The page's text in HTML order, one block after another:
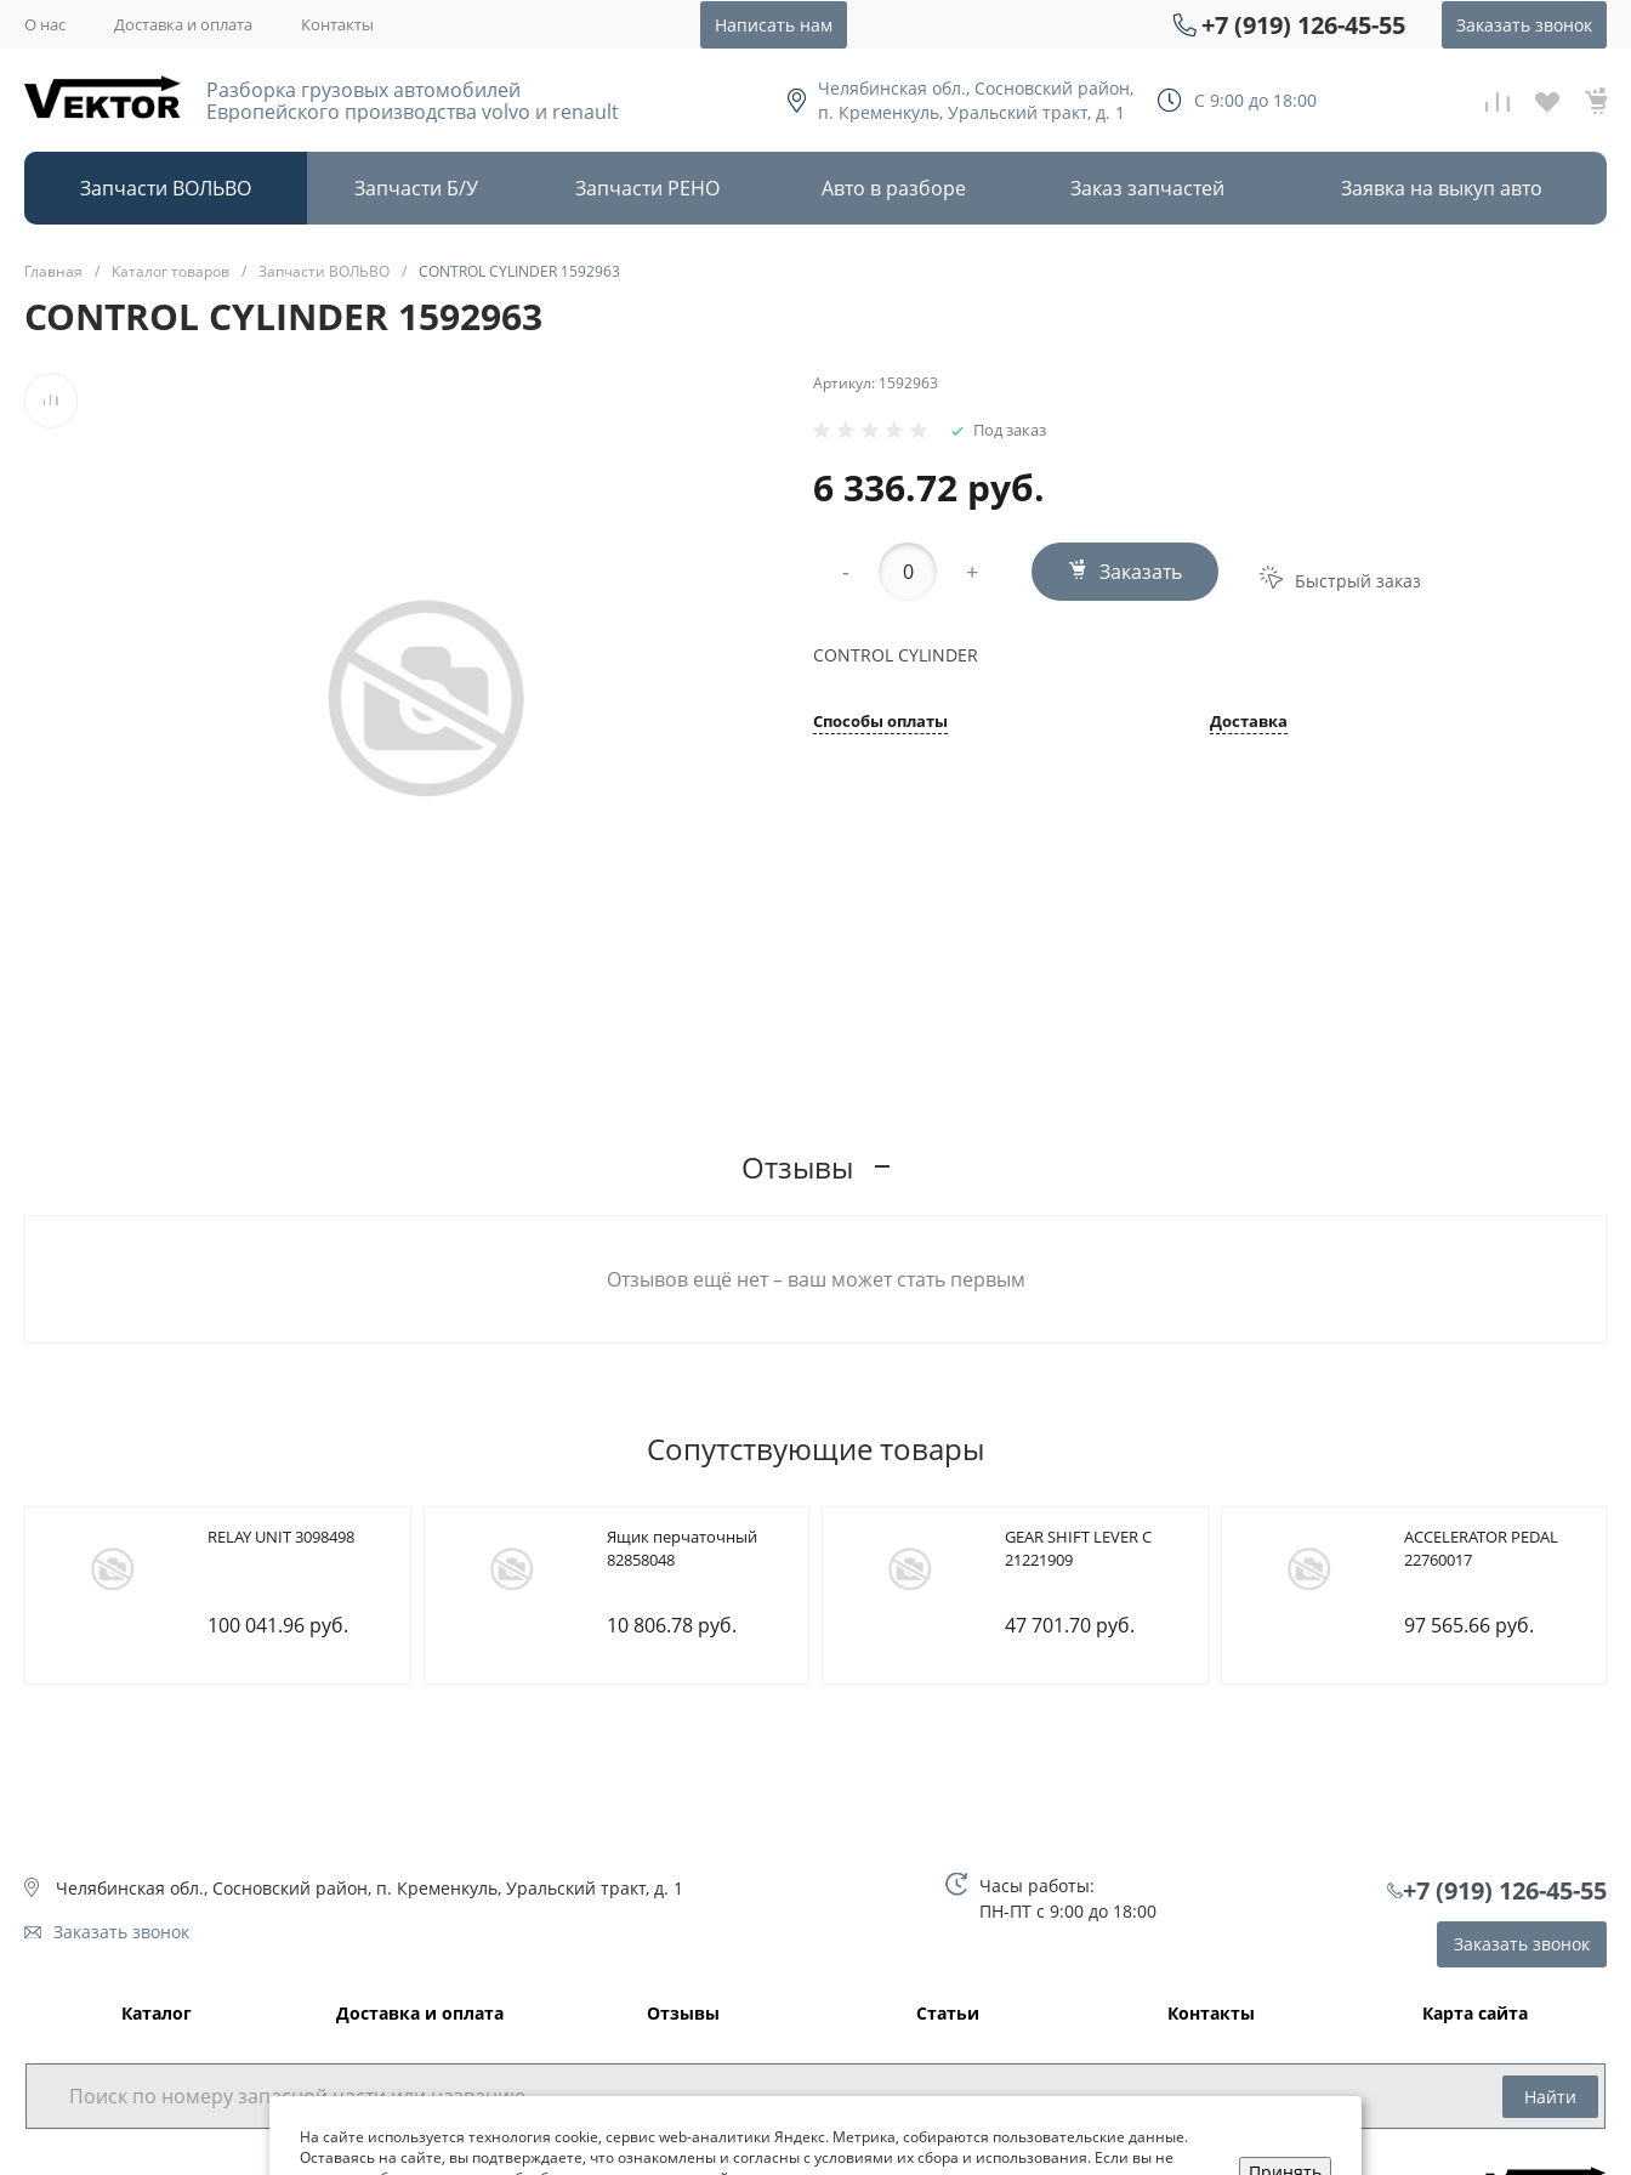
О нас Доставка и оплата Контакты Написать нам +7 (919) 126-45-55 Заказать звонок
Разборка грузовых автомобилей
Европейского производства volvo и renault
Челябинская обл., Сосновский район,
п. Кременкуль, Уральский тракт, д. 1
С 9:00 до 18:00
Запчасти ВОЛЬВО Запчасти Б/У Запчасти РЕНО Авто в разборе Заказ запчастей Заявка на выкуп авто
Главная / Каталог товаров / Запчасти ВОЛЬВО / CONTROL CYLINDER 1592963
CONTROL CYLINDER 1592963
Артикул: 1592963
Под заказ
6 336.72 руб.
- + Заказать Быстрый заказ
CONTROL CYLINDER
Способы оплаты Доставка
Отзывы
Отзывов ещё нет – ваш может стать первым
Сопутствующие товары
RELAY UNIT 3098498
100 041.96 руб.
Ящик перчаточный
82858048
10 806.78 руб.
GEAR SHIFT LEVER C
21221909
47 701.70 руб.
ACCELERATOR PEDAL
22760017
97 565.66 руб.
Челябинская обл., Сосновский район, п. Кременкуль, Уральский тракт, д. 1
Заказать звонок
Часы работы:
ПН-ПТ с 9:00 до 18:00
+7 (919) 126-45-55
Заказать звонок
Каталог Доставка и оплата Отзывы Статьи Контакты Карта сайта
Найти
На сайте используется технология cookie, сервис web-аналитики Яндекс. Метрика, собираются пользовательские данные.
Оставаясь на сайте, вы подтверждаете, что ознакомлены и согласны с условиями их сбора и использования. Если вы не